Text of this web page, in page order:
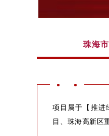
珠海
项目属于【推进
目、珠海高新区